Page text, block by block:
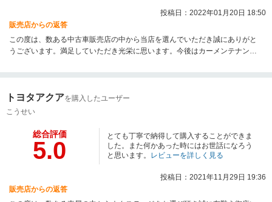
投稿日：2022年01月20日 18:50
販売店からの返答
この度は、数ある中古車販売店の中から当店を選んでいただき誠にありがと
うございます。満足していただき光栄に思います。今後はカーメンテナンス
トヨタアクアを購入したユーザー
こうせい
総合評価
5.0
とても丁寧で納得して購入することができま
した。また何かあった時にはお世話になろう
と思います。 レビューを詳しく見る
投稿日：2021年11月29日 19:36
販売店からの返答